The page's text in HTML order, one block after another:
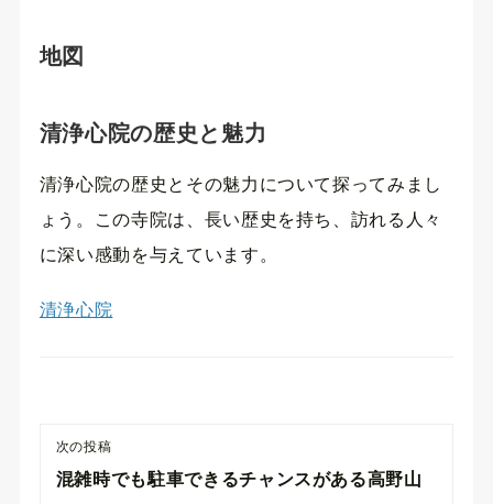
地図
清浄心院の歴史と魅力
清浄心院の歴史とその魅力について探ってみまし
ょう。この寺院は、長い歴史を持ち、訪れる人々
に深い感動を与えています。
清浄心院
次の投稿
混雑時でも駐車できるチャンスがある高野山